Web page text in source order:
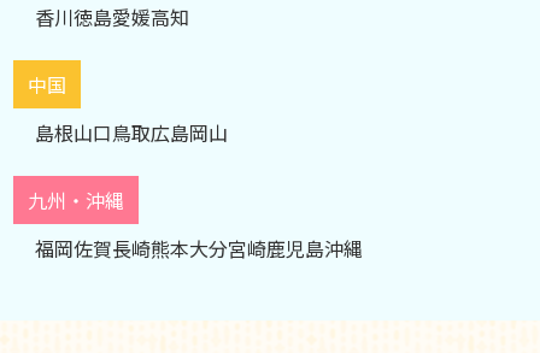
香川徳島愛媛高知
中国
島根山口鳥取広島岡山
九州・沖縄
福岡佐賀長崎熊本大分宮崎鹿児島沖縄